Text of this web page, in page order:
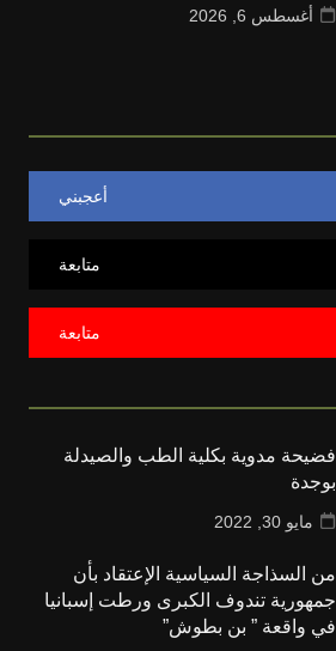
أغسطس 6, 2026
أعجبني
متابعة
متابعة
فضيحة مدوية بكلية الطب والصيدلة
بوجدة
مايو 30, 2022
من السذاجة السياسية الإعتقاد بأن
جمهورية تندوف الكبرى ورطت إسبانيا
في واقعة ” بن بطوش”